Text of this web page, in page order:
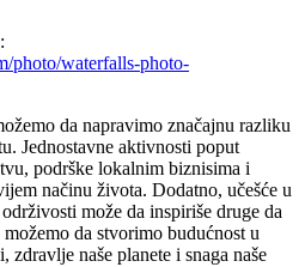
photo/waterfalls-photo-
da napravimo značajnu razliku
Jednostavne aktivnosti poput
podrške lokalnim biznisima i
načinu života. Dodatno, učešće u
može da inspiriše druge da
da stvorimo budućnost u
naše planete i snaga naše